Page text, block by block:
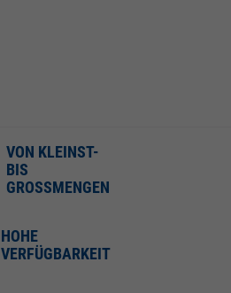
VON KLEINST-
BIS
GROSSMENGEN
HOHE
VERFÜGBARKEIT